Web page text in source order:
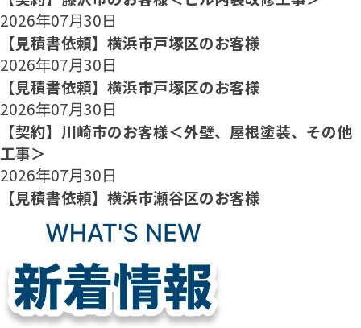
2026年07月30日
【見積書依頼】横浜市戸塚区のお客様
2026年07月30日
【見積書依頼】横浜市戸塚区のお客様
2026年07月30日
【契約】川崎市のお客様＜外壁、屋根塗装、その他
工事＞
2026年07月30日
【見積書依頼】横浜市瀬谷区のお客様